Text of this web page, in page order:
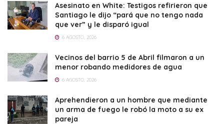
Asesinato en White: Testigos refirieron que
Santiago le dijo “pará que no tengo nada
que ver” y le disparó igual
6 AGOSTO, 2026
Vecinos del barrio 5 de Abril filmaron a un
menor robando medidores de agua
6 AGOSTO, 2026
Aprehendieron a un hombre que mediante
un arma de fuego le robó la moto a su ex
pareja